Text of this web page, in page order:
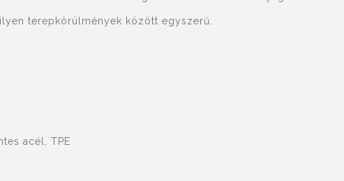
terepkörülmények között egyszerű.
acél, TPE